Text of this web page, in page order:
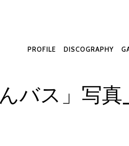
DISCOGRAPHY
PROFILE
バス」写真